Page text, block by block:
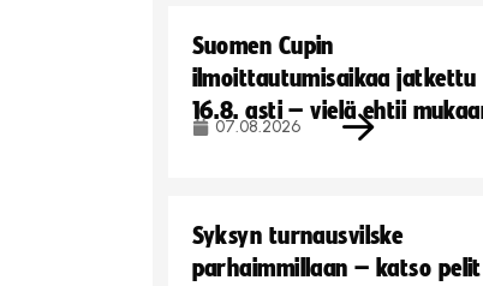
Suomen Cupin
ilmoittautumisaikaa jatkettu
16.8. asti – vielä ehtii
07.08.2026
Syksyn turnausvilske
parhaimmillaan – katso pelit